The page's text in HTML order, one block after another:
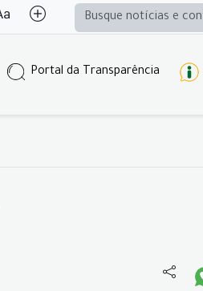
Portal da Transparência